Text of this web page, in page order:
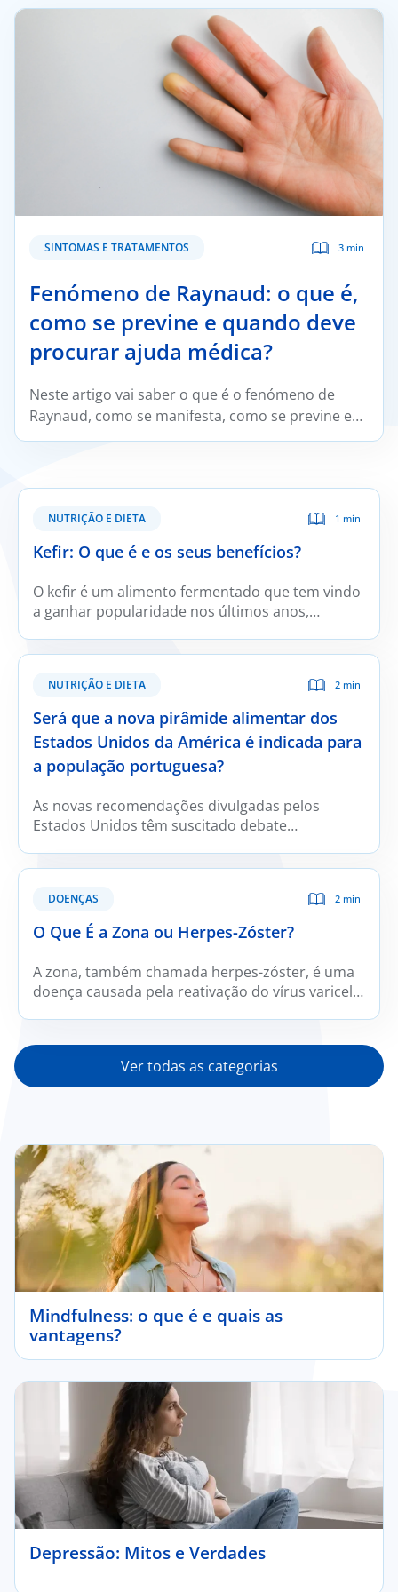
SINTOMAS E TRATAMENTOS 3 min
Fenómeno de Raynaud: o que é,
como se previne e quando deve
procurar ajuda médica?
Neste artigo vai saber o que é o fenómeno de
Raynaud, como se manifesta, como se previne e
trata e em que situações deve ser avaliado por um
NUTRIÇÃO E DIETA 1 min
Kefir: O que é e os seus benefícios?
O kefir é um alimento fermentado que tem vindo
a ganhar popularidade nos últimos anos,
alimentos que podem contribuir para a saúde
NUTRIÇÃO E DIETA 2 min
Será que a nova pirâmide alimentar dos
Estados Unidos da América é indicada para
a população portuguesa?
As novas recomendações divulgadas pelos
Estados Unidos têm suscitado debate
alinhadas com a evidência científica mais
controversas cuja aplicabilidade fora do contexto
norte americano é limitada. Para a população
portuguesa, em particular, este modelo não
constitui a abordagem nutricional mais
adequada.
DOENÇAS 2 min
O Que É a Zona ou Herpes-Zóster?
A zona, também chamada herpes-zóster, é uma
doença causada pela reativação do vírus varicela-
“adormecido” nos gânglios sensitivos e pode
reativar-se mais tarde, originando zona.
Ver todas as categorias
Mindfulness: o que é e quais as
vantagens?
Depressão: Mitos e Verdades